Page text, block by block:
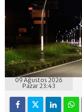
09 Ağustos 2026
Pazar 23:43